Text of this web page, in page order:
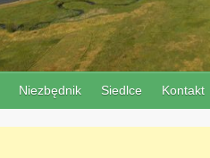
Niezbędnik Siedlce Kontakt